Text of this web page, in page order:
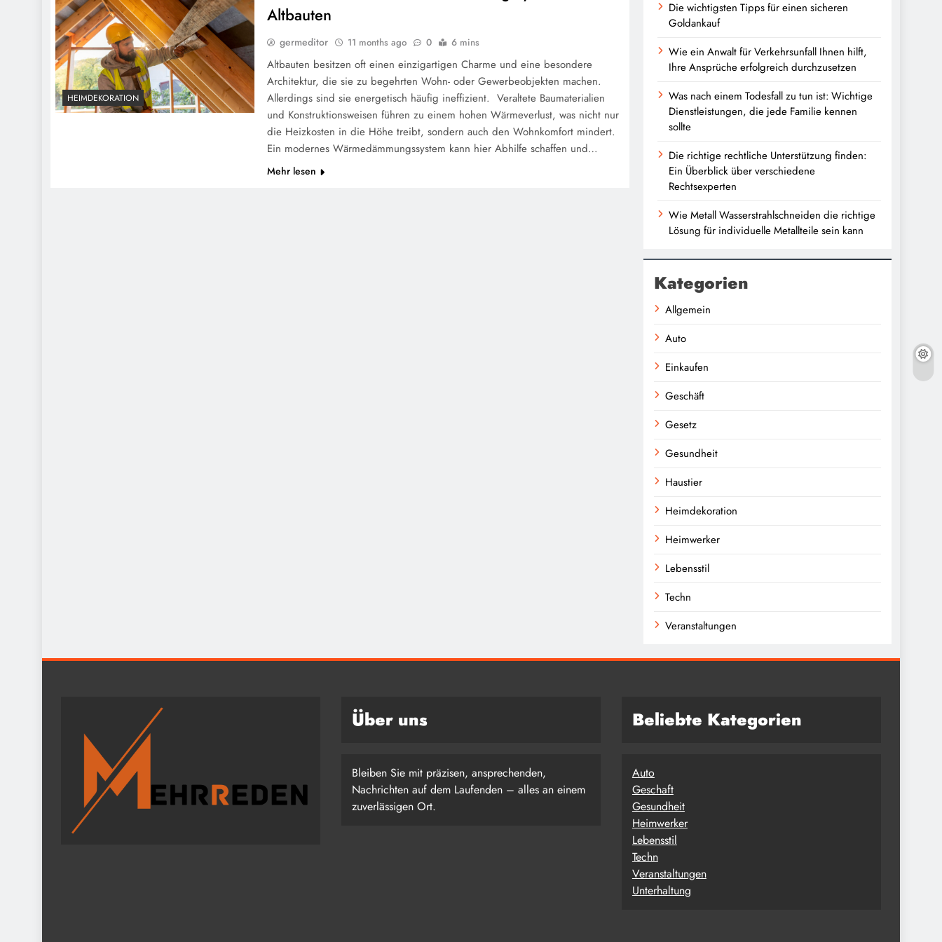
HEIMDEKORATION
Altbauten
germeditor 11 months ago 0 6 mins
Altbauten besitzen oft einen einzigartigen Charme und eine besondere
Architektur, die sie zu begehrten Wohn- oder Gewerbeobjekten machen.
Allerdings sind sie energetisch häufig ineffizient. Veraltete Baumaterialien
und Konstruktionsweisen führen zu einem hohen Wärmeverlust, was nicht nur
die Heizkosten in die Höhe treibt, sondern auch den Wohnkomfort mindert.
Ein modernes Wärmedämmungssystem kann hier Abhilfe schaffen und…
Mehr lesen
Die wichtigsten Tipps für einen sicheren
Goldankauf
Wie ein Anwalt für Verkehrsunfall Ihnen hilft,
Ihre Ansprüche erfolgreich durchzusetzen
Was nach einem Todesfall zu tun ist: Wichtige
Dienstleistungen, die jede Familie kennen
sollte
Die richtige rechtliche Unterstützung finden:
Ein Überblick über verschiedene
Rechtsexperten
Wie Metall Wasserstrahlschneiden die richtige
Lösung für individuelle Metallteile sein kann
Kategorien
Allgemein
Auto
Einkaufen
Geschäft
Gesetz
Gesundheit
Haustier
Heimdekoration
Heimwerker
Lebensstil
Techn
Veranstaltungen
Über uns
Bleiben Sie mit präzisen, ansprechenden,
Nachrichten auf dem Laufenden – alles an einem
zuverlässigen Ort.
Beliebte Kategorien
Auto
Geschaft
Gesundheit
Heimwerker
Lebensstil
Techn
Veranstaltungen
Unterhaltung